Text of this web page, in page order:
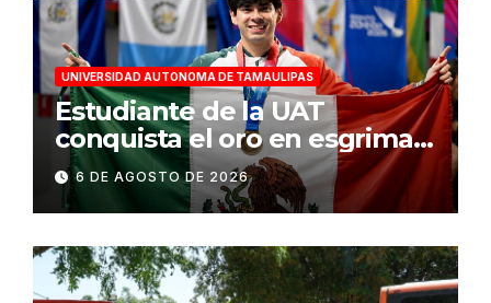
UNIVERSIDAD AUTONOMA DE TAMAULIPAS
Estudiante de la UAT
conquista el oro en esgrima
en Santo Domingo 2026
6 DE AGOSTO DE 2026